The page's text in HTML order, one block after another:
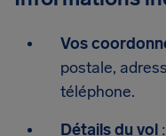
Vos
postale,
téléphone.
Détails du vol